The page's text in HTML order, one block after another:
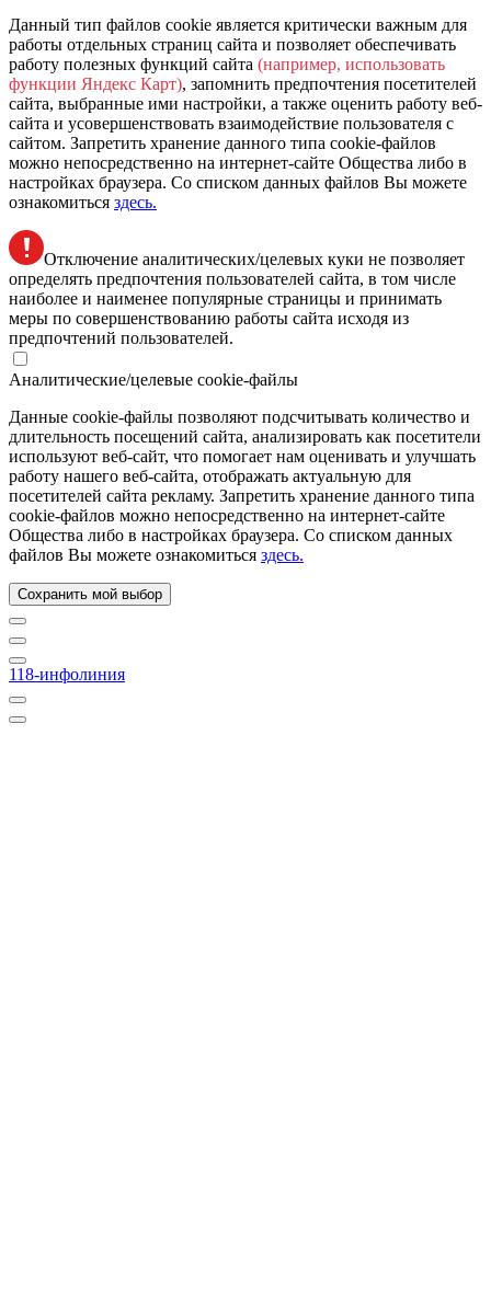
Данный тип файлов cookie является критически важным для
работы отдельных страниц сайта и позволяет обеспечивать
работу полезных функций сайта (например, использовать
функции Яндекс Карт), запомнить предпочтения посетителей
сайта, выбранные ими настройки, а также оценить работу веб-
сайта и усовершенствовать взаимодействие пользователя с
сайтом. Запретить хранение данного типа cookie-файлов
можно непосредственно на интернет-сайте Общества либо в
настройках браузера. Со списком данных файлов Вы можете
ознакомиться здесь.
Отключение аналитических/целевых куки не позволяет
определять предпочтения пользователей сайта, в том числе
наиболее и наименее популярные страницы и принимать
меры по совершенствованию работы сайта исходя из
предпочтений пользователей.
Аналитические/целевые cookie-файлы
Данные cookie-файлы позволяют подсчитывать количество и
длительность посещений сайта, анализировать как посетители
используют веб-сайт, что помогает нам оценивать и улучшать
работу нашего веб-сайта, отображать актуальную для
посетителей сайта рекламу. Запретить хранение данного типа
cookie-файлов можно непосредственно на интернет-сайте
Общества либо в настройках браузера. Со списком данных
файлов Вы можете ознакомиться здесь.
Сохранить мой выбор
118-инфолиния